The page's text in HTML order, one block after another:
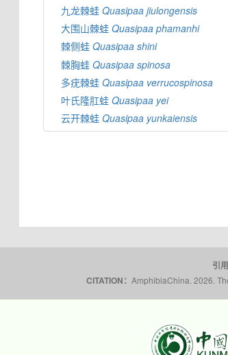
九龙棘蛙Quasipaa jiulongensis
大围山棘蛙Quasipaa phamanhi
棘侧蛙Quasipaa shini
棘胸蛙Quasipaa spinosa
多疣棘蛙Quasipaa verrucospinosa
叶氏隆肛蛙Quasipaa yei
云开棘蛙Quasipaa yunkaiensis
引用
CITATION： AmphibiaChina. 2026.